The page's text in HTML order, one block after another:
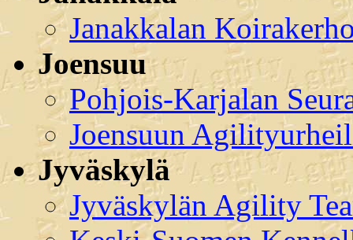
Janakkalan
Joensuu
Pohjois-Karjalan
Joensuun
Jyväskylä
Jyväskylän Agility